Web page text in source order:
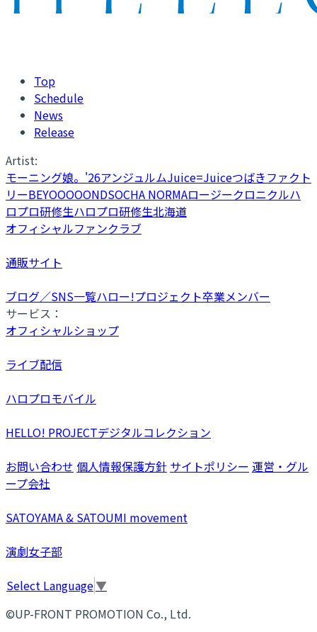
Top
Schedule
News
Release
Artist:
モーニング娘。'26アンジュルムJuice=Juiceつばきファクト
リーBEYOOOOONDSOCHA NORMAロージークロニクルハ
ロプロ研修生ハロプロ研修生北海道
オフィシャルファンクラブ
通販サイト
ブログ／SNS一覧ハロー!プロジェクト卒業メンバー
サービス：
オフィシャルショップ
ライブ配信
ハロプロモバイル
HELLO! PROJECTデジタルコレクション
お問い合わせ 個人情報保護方針 サイトポリシー 運営・グル
ープ会社
SATOYAMA & SATOUMI movement
演劇女子部
Select Language▼
©UP-FRONT PROMOTION Co., Ltd.